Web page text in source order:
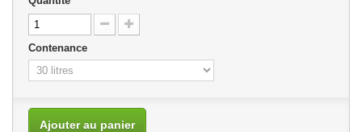
Contenance
Ajouter au panier